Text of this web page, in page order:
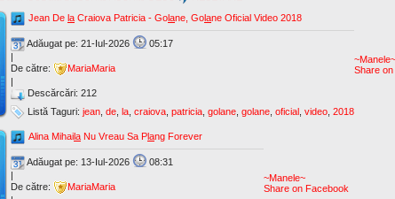
Jean De la Craiova Patricia - Golane, Golane Oficial Video 2018
Adăugat pe: 21-Iul-2026
05:17
|
De către:
MariaMaria
|
Descărcări: 212
Listă Taguri: jean de la craiova patricia golane golane oficial video 2018
~Manele~
Share
Alina Mihaila Nu Vreau Sa Plang Forever
Adăugat pe: 13-Iul-2026
08:31
|
De către:
MariaMaria
~Manele~
Share on Facebook